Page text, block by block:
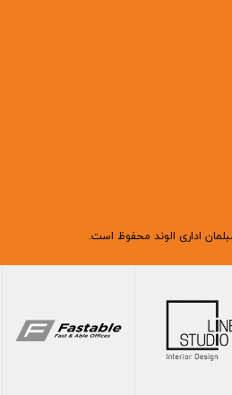
اداری الوند محفوظ است.